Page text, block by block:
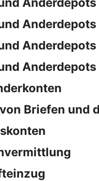
Briefen und